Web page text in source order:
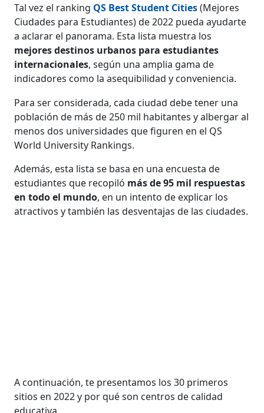
Tal vez el ranking QS Best Student Cities(Mejores
Ciudades para Estudiantes) de 2022 pueda ayudarte
a aclarar el panorama. Esta lista muestra los
mejores destinos urbanos para estudiantes
internacionales, según una amplia gama de
indicadores como la asequibilidad y conveniencia.
Para ser considerada, cada ciudad debe tener una
población de más de 250 mil habitantes y albergar al
menos dos universidades que figuren en el QS
World University Rankings.
Además, esta lista se basa en una encuesta de
estudiantes que recopiló más de 95 mil respuestas
en todo el mundo, en un intento de explicar los
atractivos y también las desventajas de las ciudades.
A continuación, te presentamos los 30 primeros
sitios en 2022 y por qué son centros de calidad